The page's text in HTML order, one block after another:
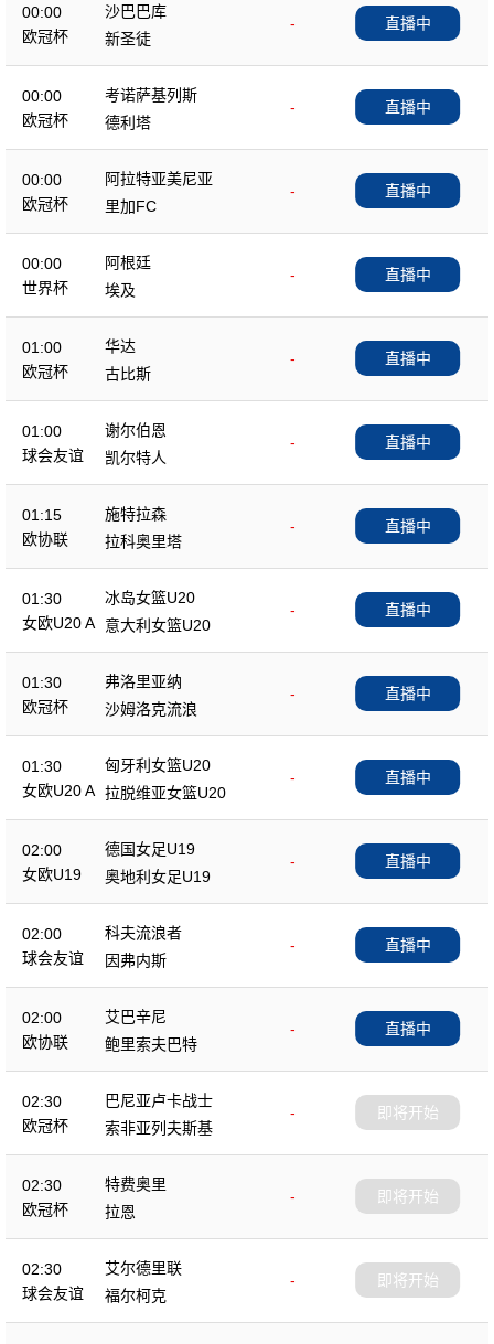
00:00
欧冠杯
沙巴巴库
-
新圣徒
直播中
00:00
欧冠杯
考诺萨基列斯
-
德利塔
直播中
00:00
欧冠杯
阿拉特亚美尼亚
-
里加FC
直播中
00:00
世界杯
阿根廷
-
埃及
直播中
01:00
欧冠杯
华达
-
古比斯
直播中
01:00
球会友谊
谢尔伯恩
-
凯尔特人
直播中
01:15
欧协联
施特拉森
-
拉科奥里塔
直播中
01:30
女欧U20 A
冰岛女篮U20
-
意大利女篮U20
直播中
01:30
欧冠杯
弗洛里亚纳
-
沙姆洛克流浪
直播中
01:30
女欧U20 A
匈牙利女篮U20
-
拉脱维亚女篮U20
直播中
02:00
女欧U19
德国女足U19
-
奥地利女足U19
直播中
02:00
球会友谊
科夫流浪者
-
因弗内斯
直播中
02:00
欧协联
艾巴辛尼
-
鲍里索夫巴特
直播中
02:30
欧冠杯
巴尼亚卢卡战士
-
索非亚列夫斯基
即将开始
02:30
欧冠杯
特费奥里
-
拉恩
即将开始
02:30
球会友谊
艾尔德里联
-
福尔柯克
即将开始